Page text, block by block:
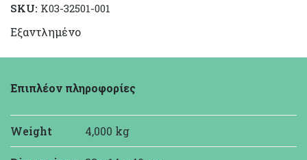
SKU: K03-32501-001
Εξαντλημένο
Επιπλέον πληροφορίες
Weight 4,000 kg